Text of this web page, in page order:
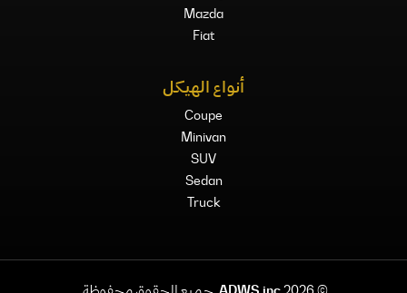
Mazda
Fiat
أنواع الهيكل
Coupe
Minivan
SUV
Sedan
Truck